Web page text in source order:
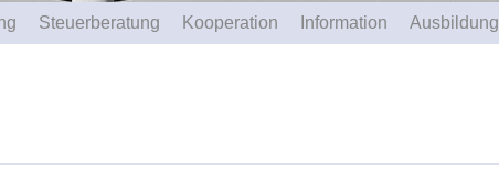
Steuerberatung Kooperation Information Ausbildung